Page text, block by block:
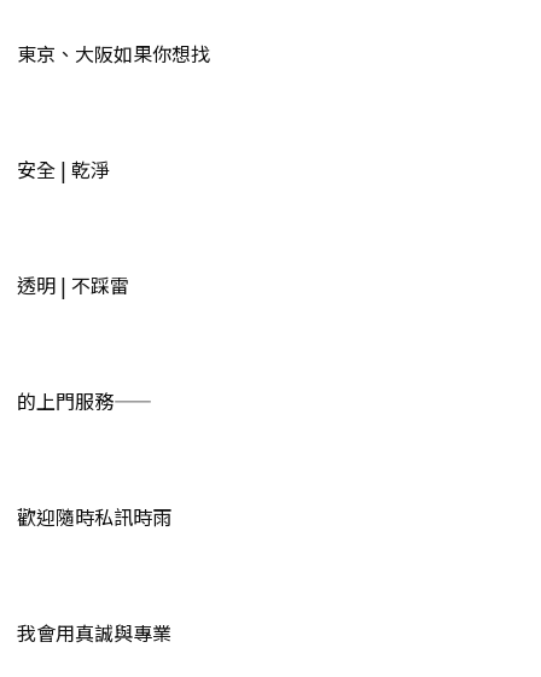
東京、大阪如果你想找
安全 | 乾淨
透明 | 不踩雷
的上門服務——
歡迎隨時私訊時雨
我會用真誠與專業